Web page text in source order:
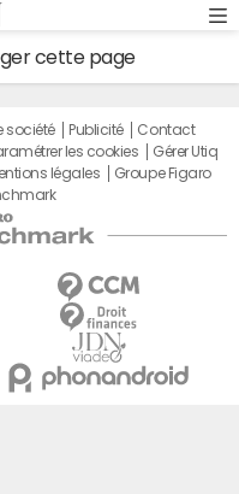
cette page
société Publicité
Contact
les cookies
Gérer Utiq
légales
Groupe Figaro